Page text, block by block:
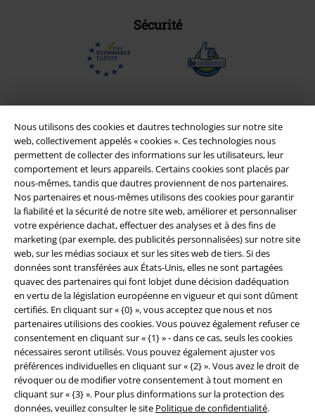
Nous utilisons des cookies et dautres technologies sur notre site
web, collectivement appelés « cookies ». Ces technologies nous
permettent de collecter des informations sur les utilisateurs, leur
comportement et leurs appareils. Certains cookies sont placés par
nous-mêmes, tandis que dautres proviennent de nos partenaires.
Nos partenaires et nous-mêmes utilisons des cookies pour garantir
la fiabilité et la sécurité de notre site web, améliorer et personnaliser
votre expérience dachat, effectuer des analyses et à des fins de
marketing (par exemple, des publicités personnalisées) sur notre site
web, sur les médias sociaux et sur les sites web de tiers. Si des
données sont transférées aux États-Unis, elles ne sont partagées
quavec des partenaires qui font lobjet dune décision dadéquation
en vertu de la législation européenne en vigueur et qui sont dûment
certifiés. En cliquant sur « {0} », vous acceptez que nous et nos
partenaires utilisions des cookies. Vous pouvez également refuser ce
consentement en cliquant sur « {1} » - dans ce cas, seuls les cookies
nécessaires seront utilisés. Vous pouvez également ajuster vos
préférences individuelles en cliquant sur « {2} ». Vous avez le droit de
révoquer ou de modifier votre consentement à tout moment en
cliquant sur « {3} ». Pour plus dinformations sur la protection des
données, veuillez consulter le site Politique de confidentialité.
Sécurité
Légal
Conditions générales
Éditeur
Clauses de confidentialité
Élimination des déchets et protection de l'environnement
Déclaration de Conformité
Informations sur l'accessibilité